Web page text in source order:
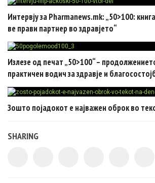
Интервју за Pharmanews.mk: „50>100:
ве прави партнер во здравјето“
Излезе од печат „50>100“ –
практичен водич за здравје и
Зошто појадокот е најважен оброк во
SHARING